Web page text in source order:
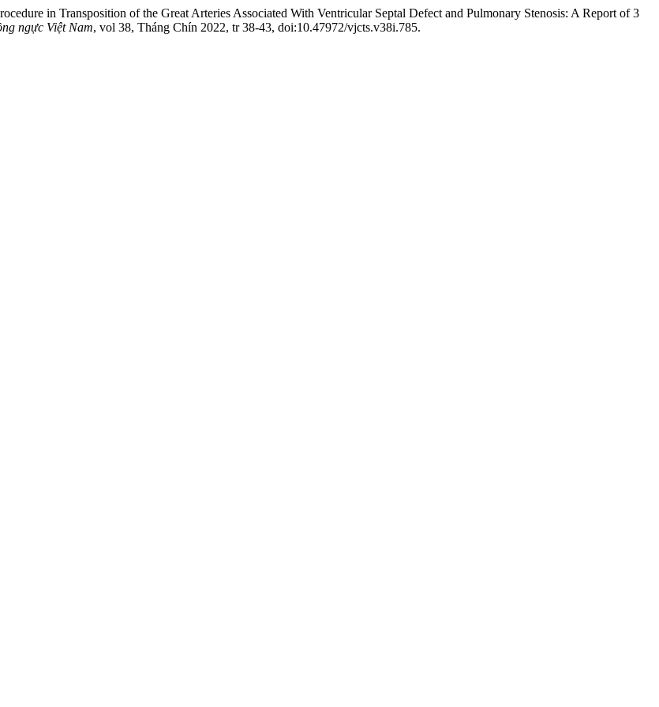
in Transposition of the Great Arteries Associated With Ventricular Septal Defect and Pulmonary Stenosis: A Report of 3
ngực Việt Nam, vol 38, Tháng Chín 2022, tr 38-43, doi:10.47972/vjcts.v38i.785.